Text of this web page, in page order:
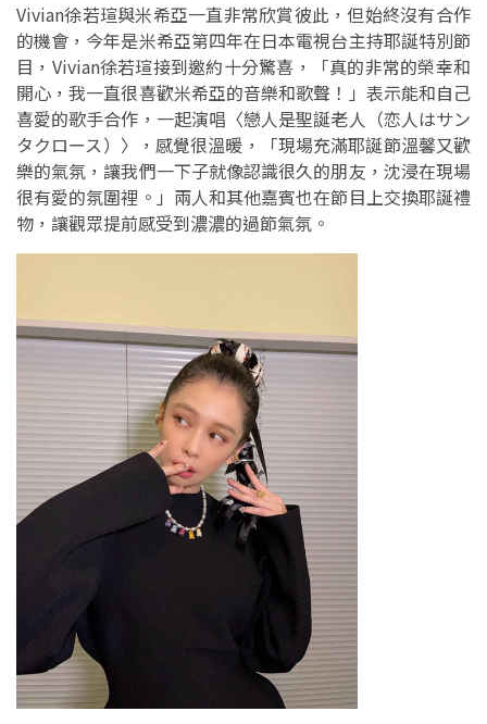
Vivian徐若瑄與米希亞一直非常欣賞彼此，但始終沒有合作
的機會，今年是米希亞第四年在日本電視台主持耶誕特別節
目，Vivian徐若瑄接到邀約十分驚喜，「真的非常的榮幸和
開心，我一直很喜歡米希亞的音樂和歌聲！」表示能和自己
喜愛的歌手合作，一起演唱〈戀人是聖誕老人（恋人はサン
タクロース）〉，感覺很溫暖，「現場充滿耶誕節溫馨又歡
樂的氣氛，讓我們一下子就像認識很久的朋友，沈浸在現場
很有愛的氛圍裡。」兩人和其他嘉賓也在節目上交換耶誕禮
物，讓觀眾提前感受到濃濃的過節氣氛。